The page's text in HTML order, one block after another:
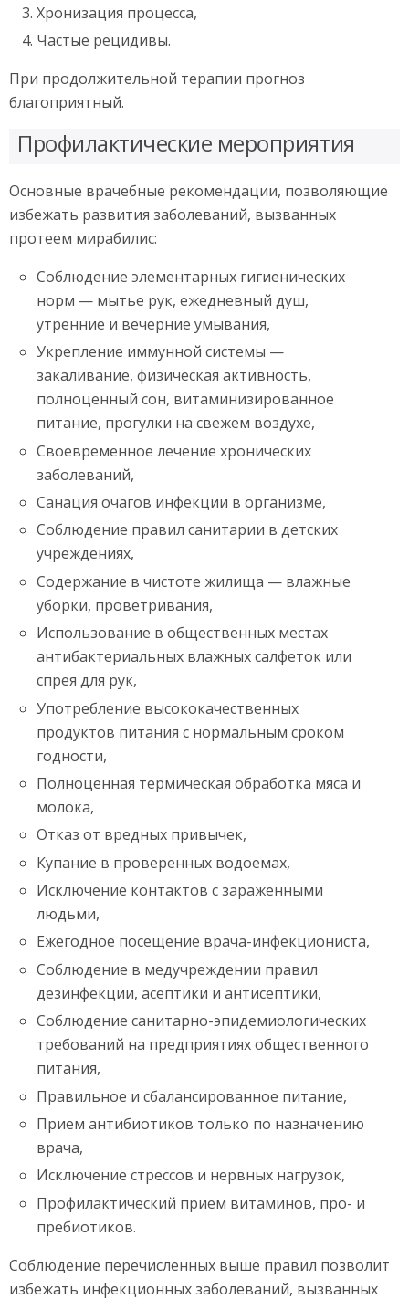
Хронизация процесса,
Частые рецидивы.
При продолжительной терапии прогноз
благоприятный.
Профилактические мероприятия
Основные врачебные рекомендации, позволяющие
избежать развития заболеваний, вызванных
протеем мирабилис:
Соблюдение элементарных гигиенических
норм — мытье рук, ежедневный душ,
утренние и вечерние умывания,
Укрепление иммунной системы —
закаливание, физическая активность,
полноценный сон, витаминизированное
питание, прогулки на свежем воздухе,
Своевременное лечение хронических
заболеваний,
Санация очагов инфекции в организме,
Соблюдение правил санитарии в детских
учреждениях,
Содержание в чистоте жилища — влажные
уборки, проветривания,
Использование в общественных местах
антибактериальных влажных салфеток или
спрея для рук,
Употребление высококачественных
продуктов питания с нормальным сроком
годности,
Полноценная термическая обработка мяса и
молока,
Отказ от вредных привычек,
Купание в проверенных водоемах,
Исключение контактов с зараженными
людьми,
Ежегодное посещение врача-инфекциониста,
Соблюдение в медучреждении правил
дезинфекции, асептики и антисептики,
Соблюдение санитарно-эпидемиологических
требований на предприятиях общественного
питания,
Правильное и сбалансированное питание,
Прием антибиотиков только по назначению
врача,
Исключение стрессов и нервных нагрузок,
Профилактический прием витаминов, про- и
пребиотиков.
Соблюдение перечисленных выше правил позволит
избежать инфекционных заболеваний, вызванных